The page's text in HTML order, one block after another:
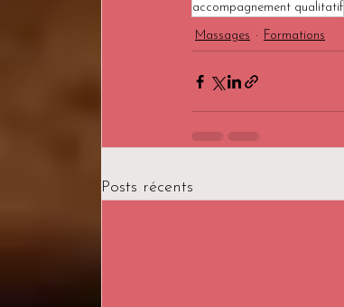
accompagnement qualitatif
Massages Formations
Posts récents